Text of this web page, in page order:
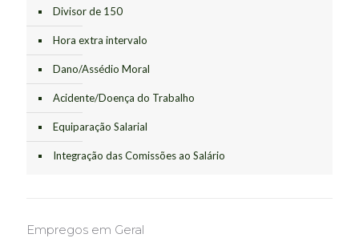
Divisor de 150
Hora extra intervalo
Dano/Assédio Moral
Acidente/Doença do Trabalho
Equiparação Salarial
Integração das Comissões ao Salário
Empregos em Geral